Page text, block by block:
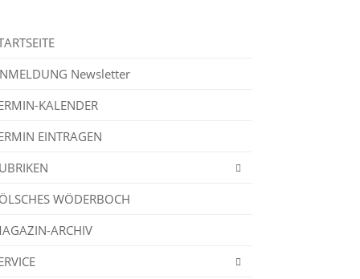
Newsletter
KALENDER
EINTRAGEN
WÖDERBOCH
ARCHIV